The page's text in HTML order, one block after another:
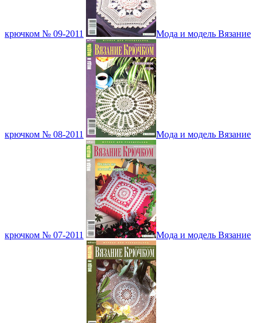
крючком № 09-2011 Мода и модель Вязание
крючком № 08-2011 Мода и модель Вязание
крючком № 07-2011 Мода и модель Вязание